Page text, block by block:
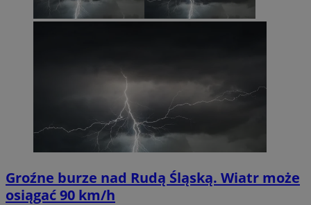
Groźne burze nad Rudą Śląską. Wiatr może
osiągać 90 km/h